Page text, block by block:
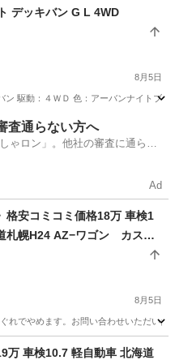
デッキバン G L 4WD
8月5日
駆動：４ＷＤ 色：アーバンナイトブ
ゼット バン
査通らない方へ
ゃロン」。他社の審査に通らな
Ad
格安コミコミ価格18万 車検1
札幌H24 AZ−ワゴン カスタ
8月5日
れでやめます。お問い合わせいただい
ワゴン ワゴン
万 車検10.7 軽自動車 北海道